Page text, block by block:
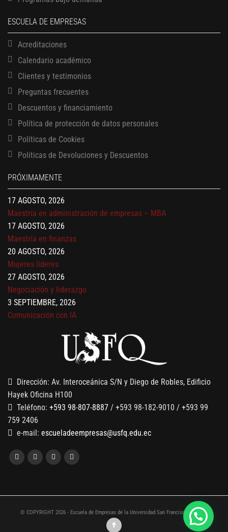
ESCUELA DE EMPRESAS
Acreditaciones
Calendario académico
Clientes y testimonios
Preguntas frecuentes
Descuentos y financiamiento
Política de protección de datos personales
Políticas de Cookies
Políticas de Devoluciones y Descuentos
PRÓXIMAMENTE
Finanzas para no financieros
17 AGOSTO, 2026
17 AGOSTO, 2026
Maestría en administración de empresas – MBA
17 AGOSTO, 2026
Maestría en finanzas
20 AGOSTO, 2026
Mujeres líderes
27 AGOSTO, 2026
Negociación y liderazgo
3 SEPTIEMBRE, 2026
Comunicación con IA
Gobernanza de datos
Finanzas para no financieros
Dirección: Av. Interoceánica S/N y Diego de Robles, Edificio
Hayek Oficina H100
Teléfono: +593 98-807-8887 / +593 98-182-9010 / +593 99
759 2406
e-mail: escueladeempresas@usfq.edu.ec
© COPYRIGHT 2026 - Escuela de Empresas de la Universidad San Francisco de Quito